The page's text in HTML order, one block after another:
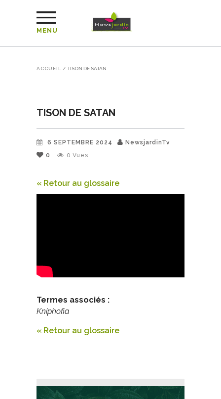
MENU
ACCUEIL / TISON DE SATAN
TISON DE SATAN
6 SEPTEMBRE 2024
NewsjardinTv
0
0 Vues
« Retour au glossaire
Termes associés :
Kniphofia
« Retour au glossaire